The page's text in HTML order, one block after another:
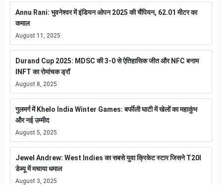
Annu Rani: भुवनेश्वर में इंडियन ओपन 2025 की चैंपियन, 62.01 मीटर का
कमाल
August 11, 2025
Durand Cup 2025: MDSC की 3-0 से ऐतिहासिक जीत और NFC बनाम
INFT का रोमांचक ड्रॉ
August 8, 2025
गुलमर्ग में Khelo India Winter Games: बर्फीली घाटी में खेलों का महाकुंभ
और नई उम्मीद
August 5, 2025
Jewel Andrew: West Indies का सबसे युवा क्रिकेट स्टार जिसने T20I
डेब्यू में मचाया धमाल
August 3, 2025